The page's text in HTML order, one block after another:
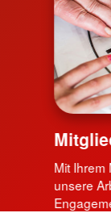
Mit Ihrem
unsere